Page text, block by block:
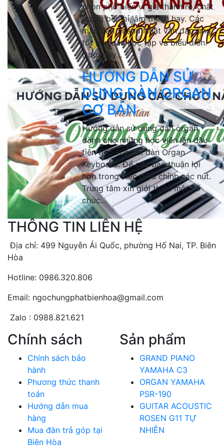
chọn phổ biến vì giá thành rẻ, chất
lượng bền bỉ, âm thanh hay. Các
mẫu đàn 2hand Nhật vẫn đáp ứng
tốt nhu cầu học tập và biểu diễn.
Dưới đây...
HƯỚNG DẪN SỬ
DỤNG ĐÀN ORGAN
CƠ BẢN
Hướng dẫn sử dụng đàn organ
dành cho những học viên lần đầu
tiên tiếp xúc với đàn Organ
Keyboard. Để các bạn thuận lợi
hơn trong việc điều chỉnh các nút.
Trung tâm xin giới thiệu một số
chức...
THÔNG TIN LIÊN HỆ
Địa chỉ: 499 Nguyễn Ái Quốc, phường Hố Nai, TP. Biên
Hòa
Hotline: 0986.320.806
Email: ngochungphatbienhoa@gmail.com
Zalo : 0988.821.621
Chính sách
Chính sách bảo
hành
Phương thức thanh
toán
Hướng dẫn mua
hàng
Mua đàn trả góp tại
Biên Hòa
Sản phẩm
GRAND PIANO
YAMAHA C3
ORGAN YAMAHA
PSR-190
GUITAR ACOUSTIC
ROSEN G11 TỰ
NHIÊN